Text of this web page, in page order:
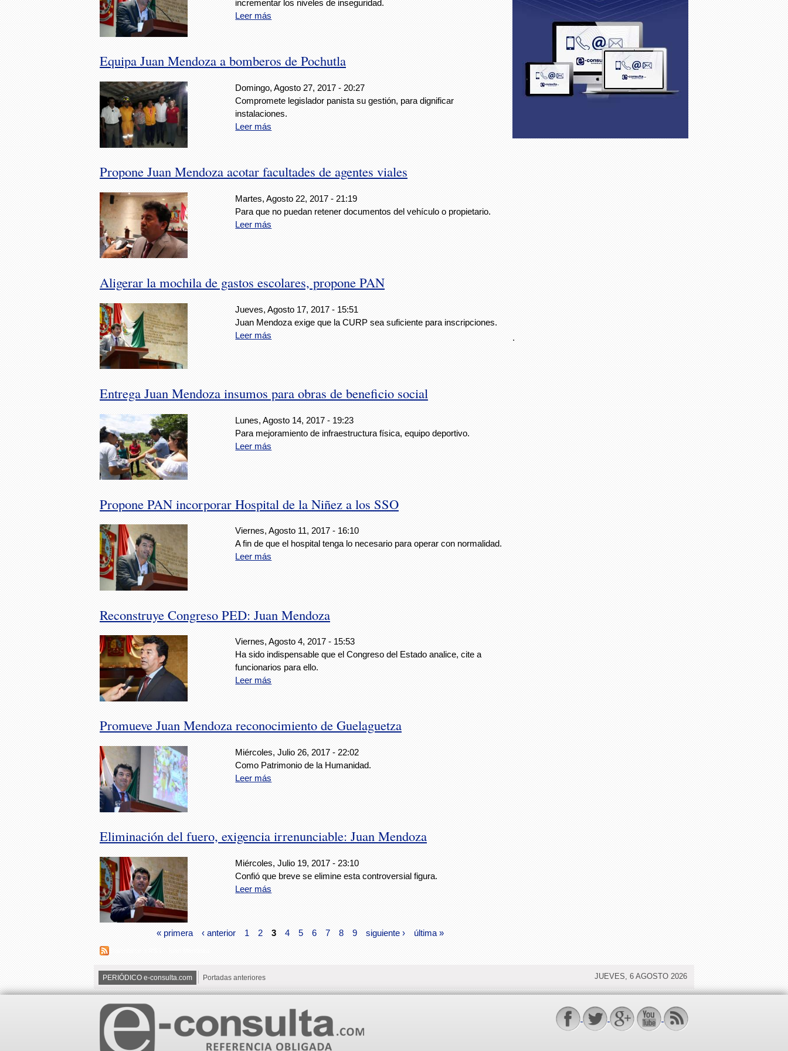
incrementar los niveles de inseguridad.
Leer más
Equipa Juan Mendoza a bomberos de Pochutla
Domingo, Agosto 27, 2017 - 20:27
Compromete legislador panista su gestión, para dignificar
instalaciones.
Leer más
Propone Juan Mendoza acotar facultades de agentes viales
Martes, Agosto 22, 2017 - 21:19
Para que no puedan retener documentos del vehículo o propietario.
Leer más
Aligerar la mochila de gastos escolares, propone PAN
Jueves, Agosto 17, 2017 - 15:51
Juan Mendoza exige que la CURP sea suficiente para inscripciones.
Leer más
Entrega Juan Mendoza insumos para obras de beneficio social
Lunes, Agosto 14, 2017 - 19:23
Para mejoramiento de infraestructura física, equipo deportivo.
Leer más
Propone PAN incorporar Hospital de la Niñez a los SSO
Viernes, Agosto 11, 2017 - 16:10
A fin de que el hospital tenga lo necesario para operar con normalidad.
Leer más
Reconstruye Congreso PED: Juan Mendoza
Viernes, Agosto 4, 2017 - 15:53
Ha sido indispensable que el Congreso del Estado analice, cite a
funcionarios para ello.
Leer más
Promueve Juan Mendoza reconocimiento de Guelaguetza
Miércoles, Julio 26, 2017 - 22:02
Como Patrimonio de la Humanidad.
Leer más
Eliminación del fuero, exigencia irrenunciable: Juan Mendoza
Miércoles, Julio 19, 2017 - 23:10
Confió que breve se elimine esta controversial figura.
Leer más
« primera ‹ anterior 1 2 3 4 5 6 7 8 9 siguiente › última »
.
PERIÓDICO e-consulta.com Portadas anteriores JUEVES, 6 AGOSTO 2026